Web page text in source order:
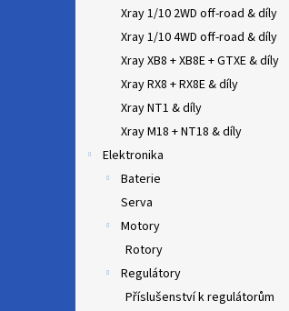
Xray 1/10 2WD off-road & díly
Xray 1/10 4WD off-road & díly
Xray XB8 + XB8E + GTXE & díly
Xray RX8 + RX8E & díly
Xray NT1 & díly
Xray M18 + NT18 & díly
Elektronika
Baterie
Serva
Motory
Rotory
Regulátory
Příslušenství k regulátorům